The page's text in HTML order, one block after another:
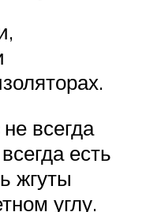
всегда
есть
жгуты
углу.